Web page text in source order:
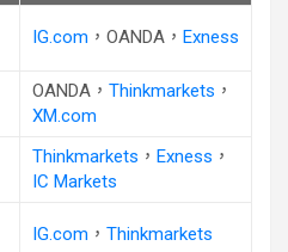
IG.com ，OANDA， Exness
OANDA， Thinkmarkets ，
XM.com
Thinkmarkets ， Exness ，
IC Markets
IG.com ， Thinkmarkets